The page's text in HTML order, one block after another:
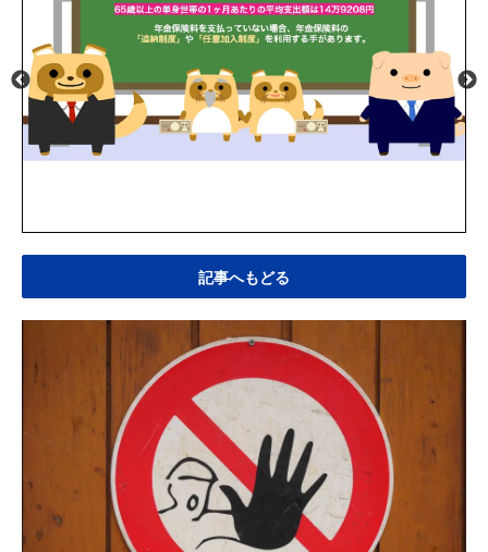
記事へもどる